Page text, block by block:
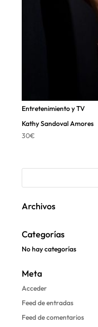
Entretenimiento y TV
Kathy Sandoval Amores
30€
Archivos
Categorías
No hay categorías
Meta
Acceder
Feed de entradas
Feed de comentarios